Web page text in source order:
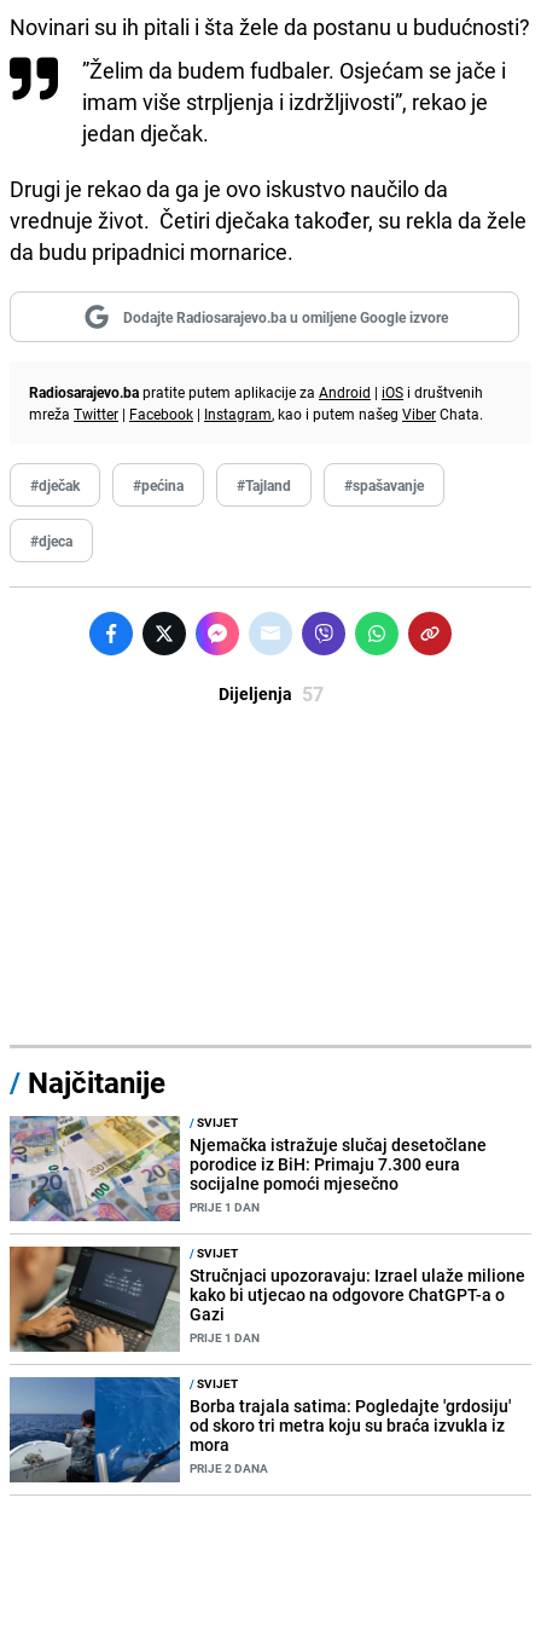
Novinari su ih pitali i šta žele da postanu u budućnosti?
”Želim da budem fudbaler. Osjećam se jače i
imam više strpljenja i izdržljivosti”, rekao je
jedan dječak.
Drugi je rekao da ga je ovo iskustvo naučilo da
vrednuje život. Četiri dječaka također, su rekla da žele
da budu pripadnici mornarice.
Dodajte Radiosarajevo.ba u omiljene Google izvore
Radiosarajevo.bapratite putem aplikacije za Android | iOS i društvenih
mreža Twitter | Facebook | Instagram, kao i putem našeg ViberChata.
#dječak #pećina #Tajland #spašavanje
#djeca
Dijeljenja 57
/ Najčitanije
/SVIJET
Njemačka istražuje slučaj desetočlane
porodice iz BiH: Primaju 7.300 eura
socijalne pomoći mjesečno
PRIJE 1 DAN
/SVIJET
Stručnjaci upozoravaju: Izrael ulaže milione
kako bi utjecao na odgovore ChatGPT-a o
Gazi
PRIJE 1 DAN
/SVIJET
Borba trajala satima: Pogledajte 'grdosiju'
od skoro tri metra koju su braća izvukla iz
mora
PRIJE 2 DANA